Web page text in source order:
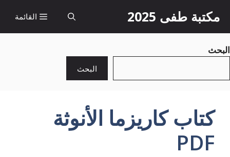
إلى
المحتوى
مكتبة طفى 2025 القائمة
البحث
البحث
كتاب كاريزما الأنوثة
PDF